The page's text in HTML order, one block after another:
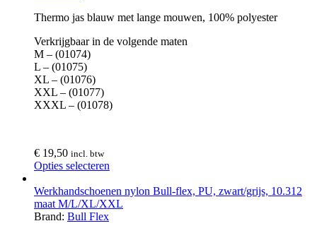
Thermo jas blauw met lange mouwen, 100% polyester
Verkrijgbaar in de volgende maten
M – (01074)
L – (01075)
XL – (01076)
XXL – (01077)
XXXL – (01078)
€ 19,50 incl. btw
Opties selecteren
Werkhandschoenen nylon Bull-flex, PU, zwart/grijs, 10.312
maat M/L/XL/XXL
Brand: Bull Flex